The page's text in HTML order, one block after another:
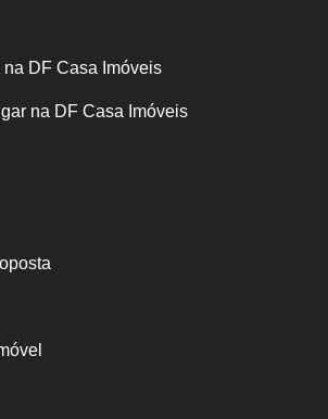
na DF Casa Imóveis
na DF Casa Imóveis